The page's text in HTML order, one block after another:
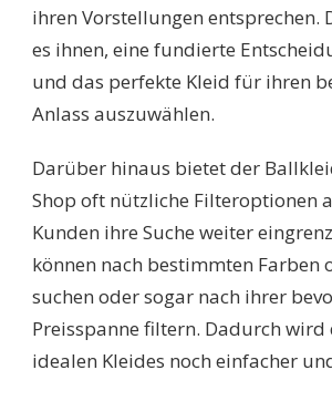
ihren Vorstellungen entsprechen.
es ihnen, eine fundierte
und das perfekte Kleid für ihren
Anlass auszuwählen.
Darüber hinaus bietet der
Shop oft nützliche Filteroptionen
Kunden ihre Suche weiter
können nach bestimmten Farben
suchen oder sogar nach ihrer
Preisspanne filtern. Dadurch wird
idealen Kleides noch einfacher